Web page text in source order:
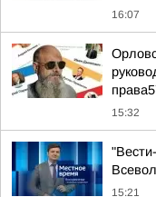
16:07
15:32
15:21